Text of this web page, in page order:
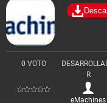
0 VOTO
R
eMachines